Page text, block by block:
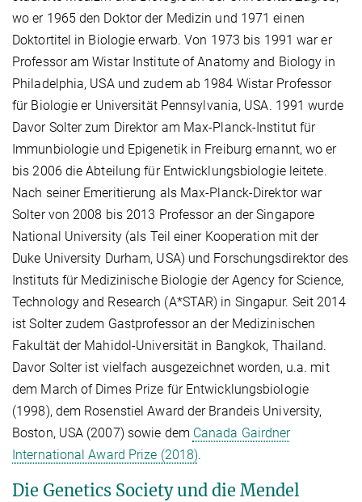
wo er 1965 den Doktor der Medizin und 1971 einen
Doktortitel in Biologie erwarb. Von 1973 bis 1991 war er
Professor am Wistar Institute of Anatomy and Biology in
Philadelphia, USA und zudem ab 1984 Wistar Professor
für Biologie er Universität Pennsylvania, USA. 1991 wurde
Davor Solter zum Direktor am Max-Planck-Institut für
Immunbiologie und Epigenetik in Freiburg ernannt, wo er
bis 2006 die Abteilung für Entwicklungsbiologie leitete.
Nach seiner Emeritierung als Max-Planck-Direktor war
Solter von 2008 bis 2013 Professor an der Singapore
National University (als Teil einer Kooperation mit der
Duke University Durham, USA) und Forschungsdirektor des
Instituts für Medizinische Biologie der Agency for Science,
Technology and Research (A*STAR) in Singapur. Seit 2014
ist Solter zudem Gastprofessor an der Medizinischen
Fakultät der Mahidol-Universität in Bangkok, Thailand.
Davor Solter ist vielfach ausgezeichnet worden, u.a. mit
dem March of Dimes Prize für Entwicklungsbiologie
(1998), dem Rosenstiel Award der Brandeis University,
Boston, USA (2007) sowie dem Canada Gairdner
International Award Prize (2018).
Die Genetics Society und die Mendel